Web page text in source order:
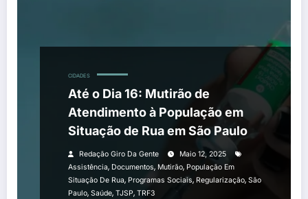
CIDADES
Até o Dia 16: Mutirão de
Atendimento à População em
Situação de Rua em São Paulo
Redação Giro Da Gente
Maio 12, 2025
Assistência, Documentos, Mutirão, População Em
Situação De Rua, Programas Sociais, Regularização, São
Paulo, Saúde, TJSP, TRF3